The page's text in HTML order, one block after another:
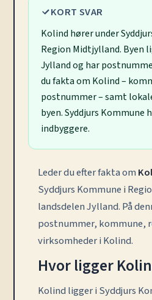
KORT SVAR
Kolind hører under
Region Midtjylland. Byen
Jylland og har
du fakta om Kolind –
postnummer – samt
byen. Syddjurs Kommune
indbyggere.
Leder du efter fakta om
Syddjurs Kommune i
landsdelen Jylland. På
postnummer, kommune,
virksomheder i Kolind.
Hvor ligger
Kolind ligger i Syddjurs